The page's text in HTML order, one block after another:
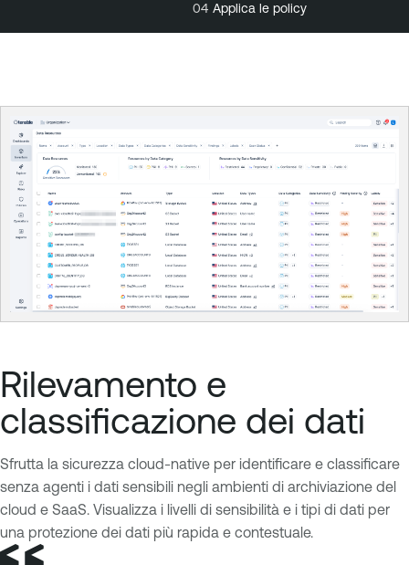
04 Applica le policy
Rilevamento e
classificazione dei dati
Sfrutta la sicurezza cloud-native per identificare e classificare
senza agenti i dati sensibili negli ambienti di archiviazione del
cloud e SaaS. Visualizza i livelli di sensibilità e i tipi di dati per
una protezione dei dati più rapida e contestuale.